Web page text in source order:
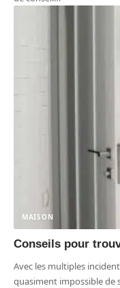
MAISON
Conseils pour
Avec les multiples
quasiment impossible de